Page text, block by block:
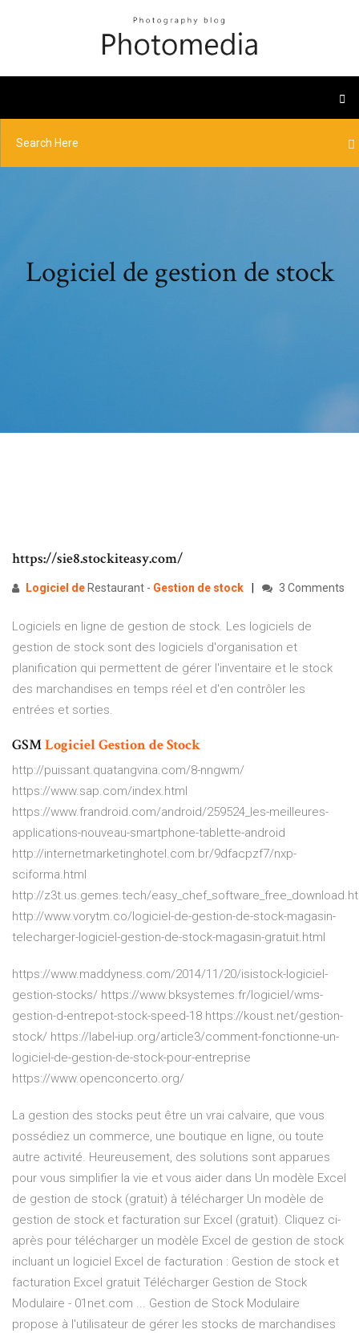
Logiciel de gestion de stock
https://sie8.stockiteasy.com/
Logiciel de Restaurant - Gestion de stock 3 Comments
Logiciels en ligne de gestion de stock. Les logiciels de
gestion de stock sont des logiciels d'organisation et
planification qui permettent de gérer l'inventaire et le stock
des marchandises en temps réel et d'en contrôler les
entrées et sorties.
GSMLogicielGestiondeStock
http://puissant.quatangvina.com/8-nngwm/
https://www.sap.com/index.html
https://www.frandroid.com/android/259524_les-meilleures-
applications-nouveau-smartphone-tablette-android
http://internetmarketinghotel.com.br/9dfacpzf7/nxp-
sciforma.html
http://z3t.us.gemes.tech/
http://www.vorytm.co/logiciel-de-gestion-de-stock-magasin-
telecharger-logiciel-gestion-de-stock-magasin-gratuit.html
https://www.maddyness.com/2014/11/20/isistock-logiciel-
gestion-stocks/ https://www.bksystemes.fr/logiciel/wms-
gestion-d-entrepot-stock-speed-18 https://koust.net/gestion-
stock/ https://label-iup.org/article3/comment-fonctionne-un-
logiciel-de-gestion-de-stock-pour-entreprise
https://www.openconcerto.org/
La gestion des stocks peut être un vrai calvaire, que vous
possédiez un commerce, une boutique en ligne, ou toute
autre activité. Heureusement, des solutions sont apparues
pour vous simplifier la vie et vous aider dans Un modèle Excel
de gestion de stock (gratuit) à télécharger Un modèle de
gestion de stock et facturation sur Excel (gratuit). Cliquez ci-
après pour télécharger un modèle Excel de gestion de stock
incluant un logiciel Excel de facturation : Gestion de stock et
facturation Excel gratuit Télécharger Gestion de Stock
Modulaire - 01net.com ... Gestion de Stock Modulaire
propose à l'utilisateur de gérer les stocks de marchandises